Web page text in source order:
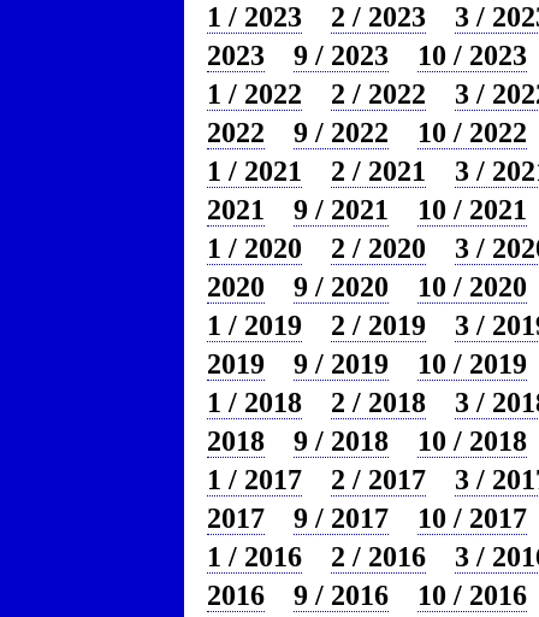
1 / 2023
2 / 2023
3 /
2023
9 / 2023
10 / 2023
1 / 2022
2 / 2022
3 /
2022
9 / 2022
10 / 2022
1 / 2021
2 / 2021
3 /
2021
9 / 2021
10 / 2021
1 / 2020
2 / 2020
3 /
2020
9 / 2020
10 / 2020
1 / 2019
2 / 2019
3 /
2019
9 / 2019
10 / 2019
1 / 2018
2 / 2018
3 /
2018
9 / 2018
10 / 2018
1 / 2017
2 / 2017
3 /
2017
9 / 2017
10 / 2017
1 / 2016
2 / 2016
3 /
2016
9 / 2016
10 / 2016